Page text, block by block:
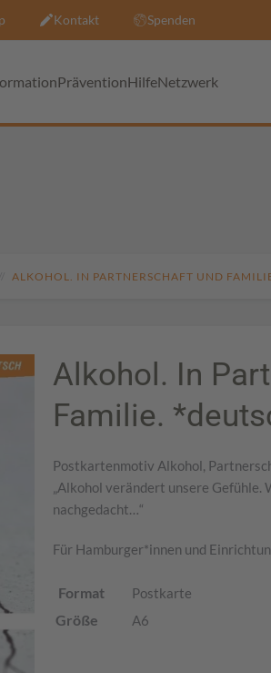
Kontakt Spenden
PräventionHilfeNetzwerk
ALKOHOL. IN PARTNERSCHAFT UND
Alkohol. In
Familie.
Postkartenmotiv Alkohol,
„Alkohol verändert unsere Gefühle.
nachgedacht…“
Für Hamburger*innen und
Format Postkarte
Größe A6